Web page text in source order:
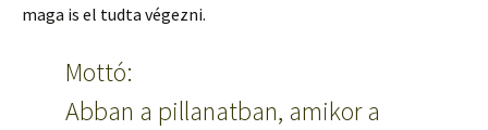
maga is el tudta végezni.
Mottó:
Abban a pillanatban, amikor a